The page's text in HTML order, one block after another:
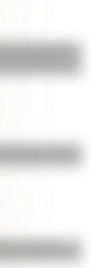
Argentino
para colorear